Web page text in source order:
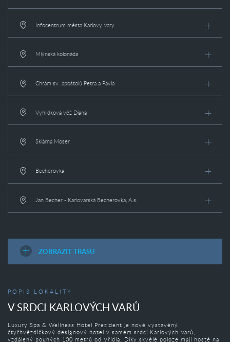
Infocentrum města Karlovy Vary
Mlýnská kolonáda
Chrám sv. apoštolů Petra a Pavla
Vyhlídková věž Diana
Sklárna Moser
Becherovka
Jan Becher - Karlovarská Becherovka, A.s.
ZOBRAZIT TRASU
POPIS LOKALITY
V SRDCI KARLOVÝCH VARŮ
Luxury Spa & Wellness Hotel Prezident je nově vystavěný
čtyřhvězdičkový designový hotel v samém srdci Karlových Varů,
vzdálený pouhých 100 metrů od Vřídla. Díky skvělé poloze mají hosté na